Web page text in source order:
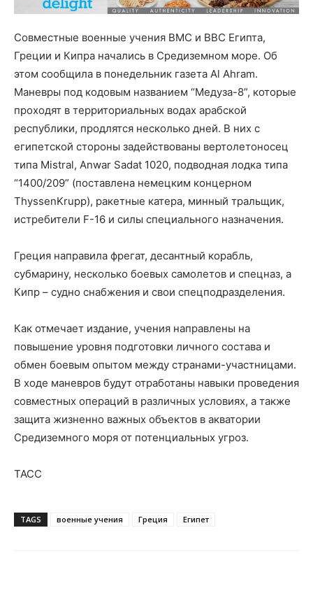
Совместные военные учения ВМС и ВВС Египта,
Греции и Кипра начались в Средиземном море. Об
этом сообщила в понедельник газета Al Ahram.
Маневры под кодовым названием “Медуза-8”, которые
проходят в территориальных водах арабской
республики, продлятся несколько дней. В них с
египетской стороны задействованы вертолетоносец
типа Mistral, Anwar Sadat 1020, подводная лодка типа
“1400/209” (поставлена немецким концерном
ThyssenKrupp), ракетные катера, минный тральщик,
истребители F-16 и силы специального назначения.
Греция направила фрегат, десантный корабль,
субмарину, несколько боевых самолетов и спецназ, а
Кипр – судно снабжения и свои спецподразделения.
Как отмечает издание, учения направлены на
повышение уровня подготовки личного состава и
обмен боевым опытом между странами-участницами.
В ходе маневров будут отработаны навыки проведения
совместных операций в различных условиях, а также
защита жизненно важных объектов в акватории
Средиземного моря от потенциальных угроз.
ТАСС
TAGS военные учения Греция Египет